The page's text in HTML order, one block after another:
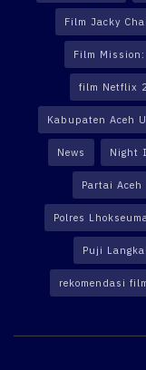
Film Jacky
Film
film Netflix
Kabupaten Aceh
News Night
Partai Aceh
Polres
Puji
rekomendasi